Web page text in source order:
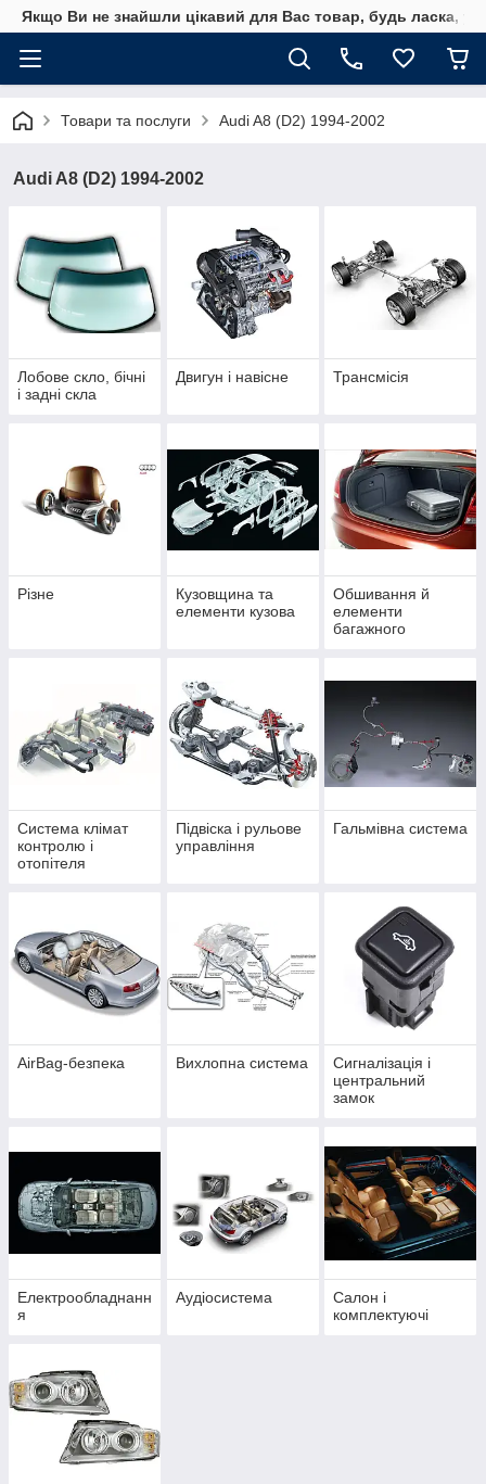
Якщо Ви не знайшли цікавий для Вас товар, будь ласка,
Товари та послуги Audi A8 (D2) 1994-2002
Audi A8 (D2) 1994-2002
Лобове скло, бічні
і задні скла
Двигун і навісне Трансмісія
Різне
Кузовщина та
елементи кузова
Обшивання й
елементи
багажного
Система клімат
контролю і
отопітеля
Підвіска і рульове
управління
Гальмівна система
AirBag-безпека Вихлопна система
Сигналізація і
центральний
замок
Електрообладнанн
я
Аудіосистема
Салон і
комплектуючі